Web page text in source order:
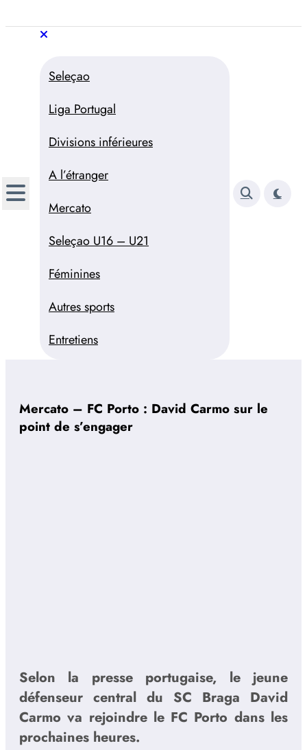
au
Trivela
L'actualité du football portugais
Seleçao
Liga Portugal
Divisions inférieures
A l’étranger
Mercato
Seleçao U16 – U21
Féminines
Autres sports
Entretiens
Mercato – FC Porto : David Carmo sur le
point de s’engager
Selon la presse portugaise, le jeune
défenseur central du SC Braga David
Carmo va rejoindre le FC Porto dans les
prochaines heures.